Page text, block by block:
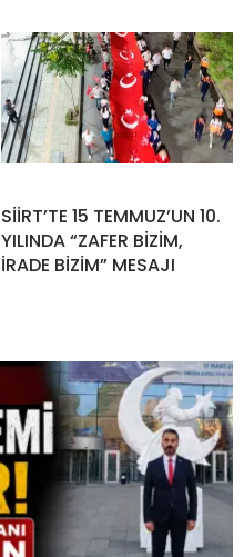
SİİRT’TE 15 TEMMUZ’UN 10.
YILINDA “ZAFER BİZİM,
İRADE BİZİM” MESAJI